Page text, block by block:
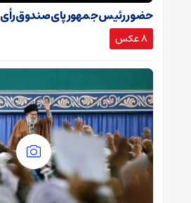
حضور رئیس جمهور پای صندوق رأی
8 عکس